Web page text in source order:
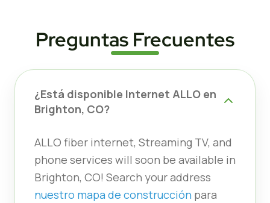
Preguntas Frecuentes
¿Está disponible Internet ALLO en
Brighton, CO?
ALLO fiber internet, Streaming TV, and
phone services will soon be available in
Brighton, CO! Search your address
nuestro mapa de construcción para